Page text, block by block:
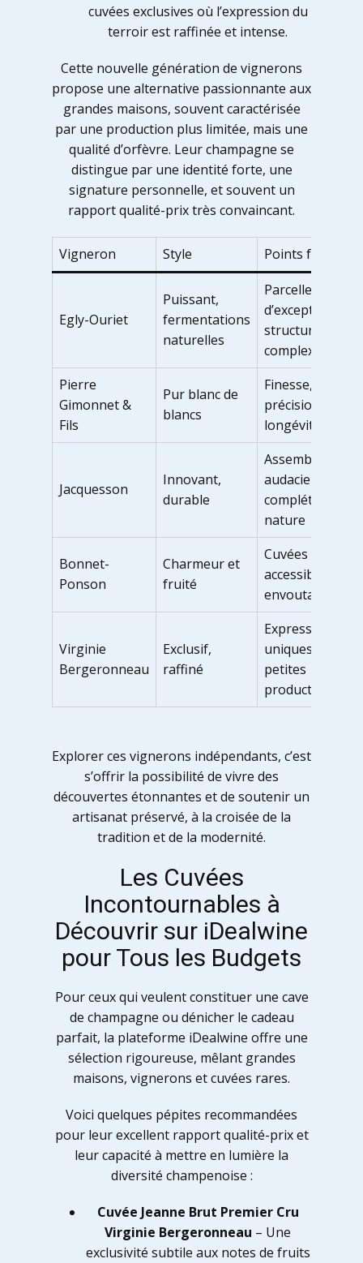
cuvées exclusives où l’expression du
terroir est raffinée et intense.
Cette nouvelle génération de vignerons
propose une alternative passionnante aux
grandes maisons, souvent caractérisée
par une production plus limitée, mais une
qualité d’orfèvre. Leur champagne se
distingue par une identité forte, une
signature personnelle, et souvent un
rapport qualité-prix très convaincant.
Vigneron Style Points forts
Egly-Ouriet
Puissant,
fermentations
naturelles
Parcelles
d’exception,
structure et
complexité
Pierre
Gimonnet &
Fils
Pur blanc de
blancs
Finesse,
précision,
longévité
Jacquesson
Innovant,
durable
Assemblages
audacieux,
complétement
nature
Bonnet-
Ponson
Charmeur et
fruité
Cuvées
accessibles et
envoutantes
Virginie
Bergeronneau
Exclusif,
raffiné
Expressions
uniques,
petites
productions
Explorer ces vignerons indépendants, c’est
s’offrir la possibilité de vivre des
découvertes étonnantes et de soutenir un
artisanat préservé, à la croisée de la
tradition et de la modernité.
Les Cuvées
Incontournables à
Découvrir sur iDealwine
pour Tous les Budgets
Pour ceux qui veulent constituer une cave
de champagne ou dénicher le cadeau
parfait, la plateforme iDealwine offre une
sélection rigoureuse, mêlant grandes
maisons, vignerons et cuvées rares.
Voici quelques pépites recommandées
pour leur excellent rapport qualité-prix et
leur capacité à mettre en lumière la
diversité champenoise :
Cuvée Jeanne Brut Premier Cru
Virginie Bergeronneau – Une
exclusivité subtile aux notes de fruits